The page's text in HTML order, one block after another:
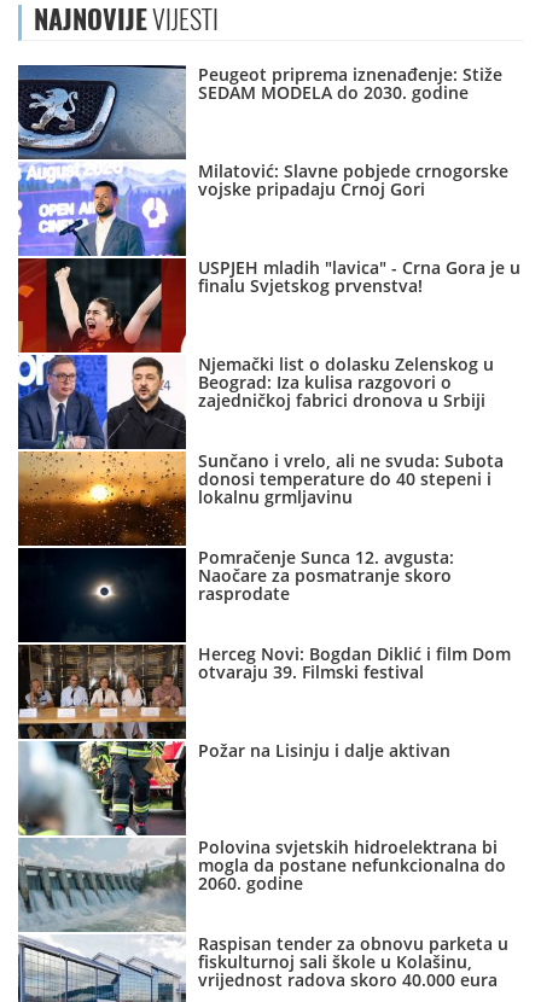
NAJNOVIJEVIJESTI
Peugeot priprema iznenađenje: Stiže
SEDAM MODELA do 2030. godine
Milatović: Slavne pobjede crnogorske
vojske pripadaju Crnoj Gori
USPJEH mladih "lavica" - Crna Gora je u
finalu Svjetskog prvenstva!
Njemački list o dolasku Zelenskog u
Beograd: Iza kulisa razgovori o
zajedničkoj fabrici dronova u Srbiji
Sunčano i vrelo, ali ne svuda: Subota
donosi temperature do 40 stepeni i
lokalnu grmljavinu
Pomračenje Sunca 12. avgusta:
Naočare za posmatranje skoro
rasprodate
Herceg Novi: Bogdan Diklić i film Dom
otvaraju 39. Filmski festival
Požar na Lisinju i dalje aktivan
Polovina svjetskih hidroelektrana bi
mogla da postane nefunkcionalna do
2060. godine
Raspisan tender za obnovu parketa u
fiskulturnoj sali škole u Kolašinu,
vrijednost radova skoro 40.000 eura